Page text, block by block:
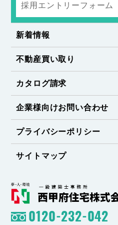
採用エントリーフォーム
新着情報
不動産買い取り
カタログ請求
企業様向けお問い合わせ
プライバシーポリシー
サイトマップ
0120-232-042